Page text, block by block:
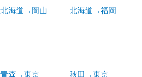
北海道→岡山
北海道→福岡
青森→東京
秋田→東京